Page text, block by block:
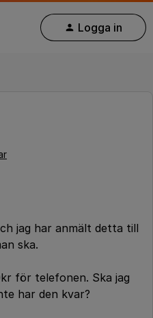
Logga in
jag har anmält detta till
ska.
för telefonen. Ska jag
har den kvar?